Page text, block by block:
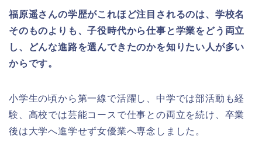
福原遥さんの学歴がこれほど注目されるのは、学校名
そのものよりも、子役時代から仕事と学業をどう両立
し、どんな進路を選んできたのかを知りたい人が多い
からです。
小学生の頃から第一線で活躍し、中学では部活動も経
験、高校では芸能コースで仕事との両立を続け、卒業
後は大学へ進学せず女優業へ専念しました。